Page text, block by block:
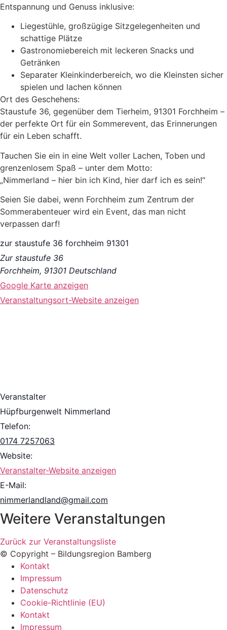
Entspannung und Genuss inklusive:
Liegestühle, großzügige Sitzgelegenheiten und
schattige Plätze
Gastronomiebereich mit leckeren Snacks und
Getränken
Separater Kleinkinderbereich, wo die Kleinsten sicher
spielen und lachen können
Ort des Geschehens:
Staustufe 36, gegenüber dem Tierheim, 91301 Forchheim –
der perfekte Ort für ein Sommerevent, das Erinnerungen
für ein Leben schafft.
Tauchen Sie ein in eine Welt voller Lachen, Toben und
grenzenlosem Spaß – unter dem Motto:
„Nimmerland – hier bin ich Kind, hier darf ich es sein!“
Seien Sie dabei, wenn Forchheim zum Zentrum der
Sommerabenteuer wird ein Event, das man nicht
verpassen darf!
zur staustufe 36 forchheim 91301
Zur staustufe 36
Forchheim, 91301 Deutschland
Google Karte anzeigen
Veranstaltungsort-Website anzeigen
Veranstalter
Hüpfburgenwelt Nimmerland
Telefon:
0174 7257063
Website:
Veranstalter-Website anzeigen
E-Mail:
nimmerlandland@gmail.com
Weitere Veranstaltungen
Zurück zur Veranstaltungsliste
© Copyright – Bildungsregion Bamberg
Kontakt
Impressum
Datenschutz
Cookie-Richtlinie (EU)
Kontakt
Impressum